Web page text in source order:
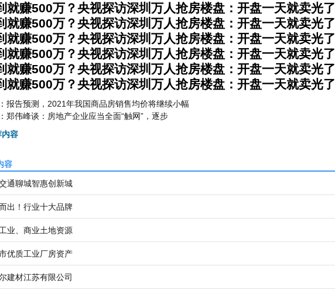
就赚500万？央视探访深圳万人抢房楼盘：开盘一天就卖光了
就赚500万？央视探访深圳万人抢房楼盘：开盘一天就卖光了
就赚500万？央视探访深圳万人抢房楼盘：开盘一天就卖光了
就赚500万？央视探访深圳万人抢房楼盘：开盘一天就卖光了
就赚500万？央视探访深圳万人抢房楼盘：开盘一天就卖光了
就赚500万？央视探访深圳万人抢房楼盘：开盘一天就卖光了
报告预测，2021年我国商品房销售均价将继续小幅
郑伟峰谈：房地产企业应当全面“触网”，逐步
内容
容
通聊城智惠创新城
出！行业十大品牌
业、商业土地资源
优质工业厂房资产
建材江苏有限公司